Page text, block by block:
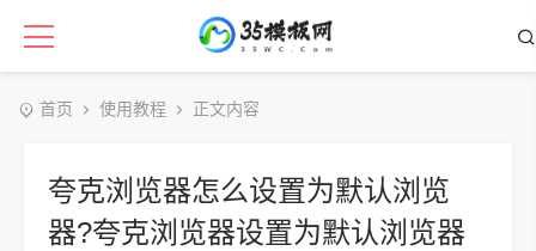
首页 使用教程 正文内容
夸克浏览器怎么设置为默认浏览
器?夸克浏览器设置为默认浏览器